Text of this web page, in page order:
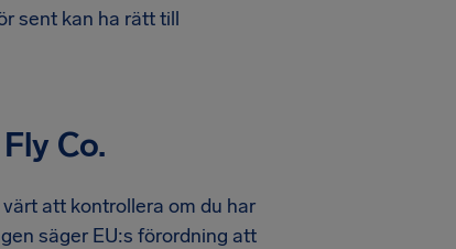
sent kan ha rätt till
Co.
att kontrollera om du har
säger EU:s förordning att